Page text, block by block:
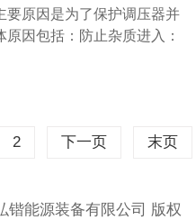
要原因是为了保护调压器并
因包括：防止杂质进入：
2 下一页 末页
锴能源装备有限公司 版权